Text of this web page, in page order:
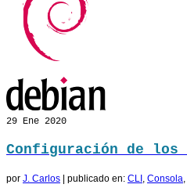
29 Ene 2020
Configuración de los
por J. Carlos | publicado en: CLI Consola